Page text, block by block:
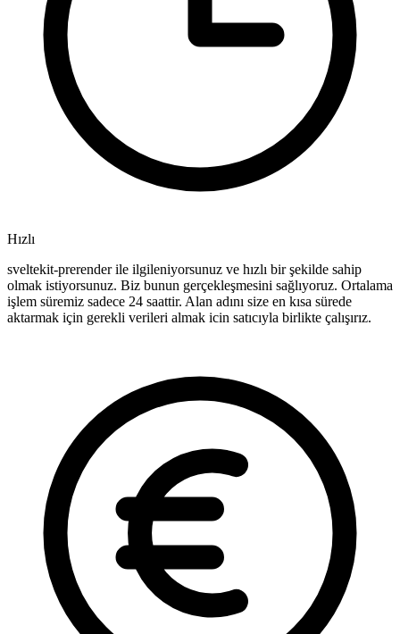
Hızlı
sveltekit-prerender ile ilgileniyorsunuz ve hızlı bir şekilde sahip
olmak istiyorsunuz. Biz bunun gerçekleşmesini sağlıyoruz. Ortalama
işlem süremiz sadece 24 saattir. Alan adını size en kısa sürede
aktarmak için gerekli verileri almak icin satıcıyla birlikte çalışırız.